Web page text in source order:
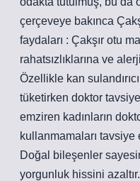
çerçeveye bakınca
faydaları : Çakşır otu
rahatsızlıklarına ve
Özellikle kan
tüketirken doktor
emziren kadınların
kullanmamaları tavsiye
Doğal bileşenler
yorgunluk hissini